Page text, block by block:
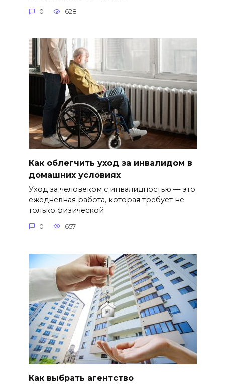
0 628
Как облегчить уход за инвалидом в
домашних условиях
Уход за человеком с инвалидностью — это
ежедневная работа, которая требует не
только физической
0 657
Как выбрать агентство